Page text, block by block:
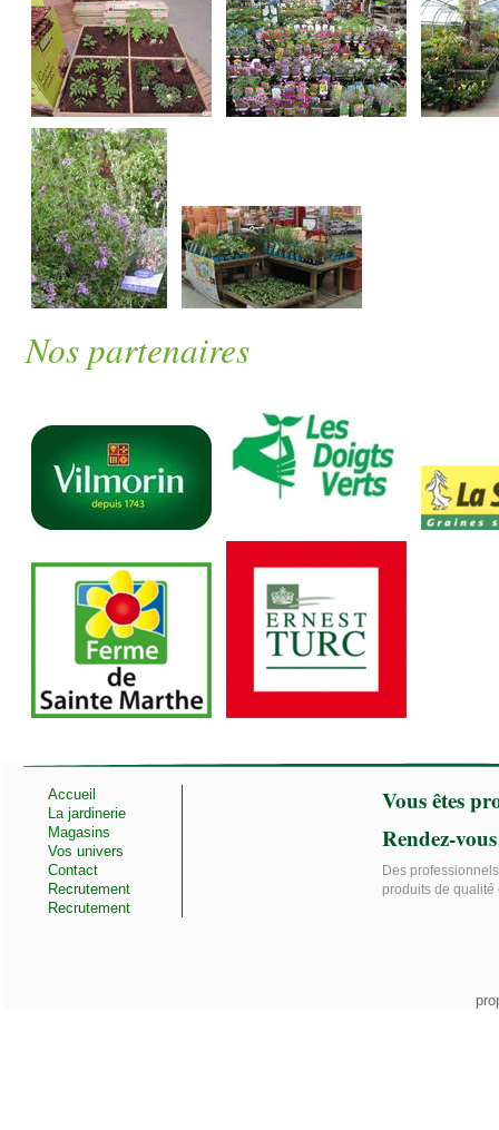
Nos partenaires
Accueil
La jardinerie
Magasins
Vos univers
Contact
Recrutement
Recrutement
Vous êtes
Rendez-
Des
produits de qualité